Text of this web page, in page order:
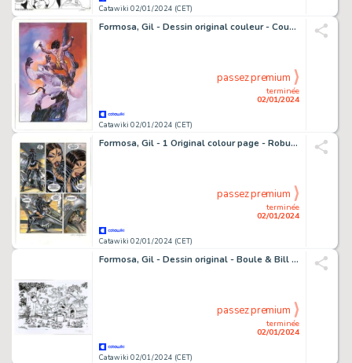
Catawiki 02/01/2024 (CET)
Formosa, Gil - Dessin original couleur - Couverture - Spécial Zembla 158 - (2001)
Catawiki 02/01/2024 (CET)
terminée
02/01/2024
passez premium
Formosa, Gil - 1 Original colour page - Robur T2 - 20.000 ans sous les mers - 2004
Catawiki 02/01/2024 (CET)
terminée
02/01/2024
passez premium
Formosa, Gil - Dessin original - Boule & Bill - Puzzle Hasbro - (2009)
Catawiki 02/01/2024 (CET)
terminée
02/01/2024
passez premium